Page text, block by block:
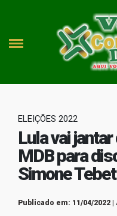
ELEIÇÕES 2022
Lula vai
MDB para
Simone Tebet
Publicado em: 11/04/2022